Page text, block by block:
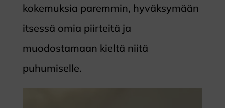
kokemuksia paremmin, hyväksymään
itsessä omia piirteitä ja
muodostamaan kieltä niitä
puhumiselle.